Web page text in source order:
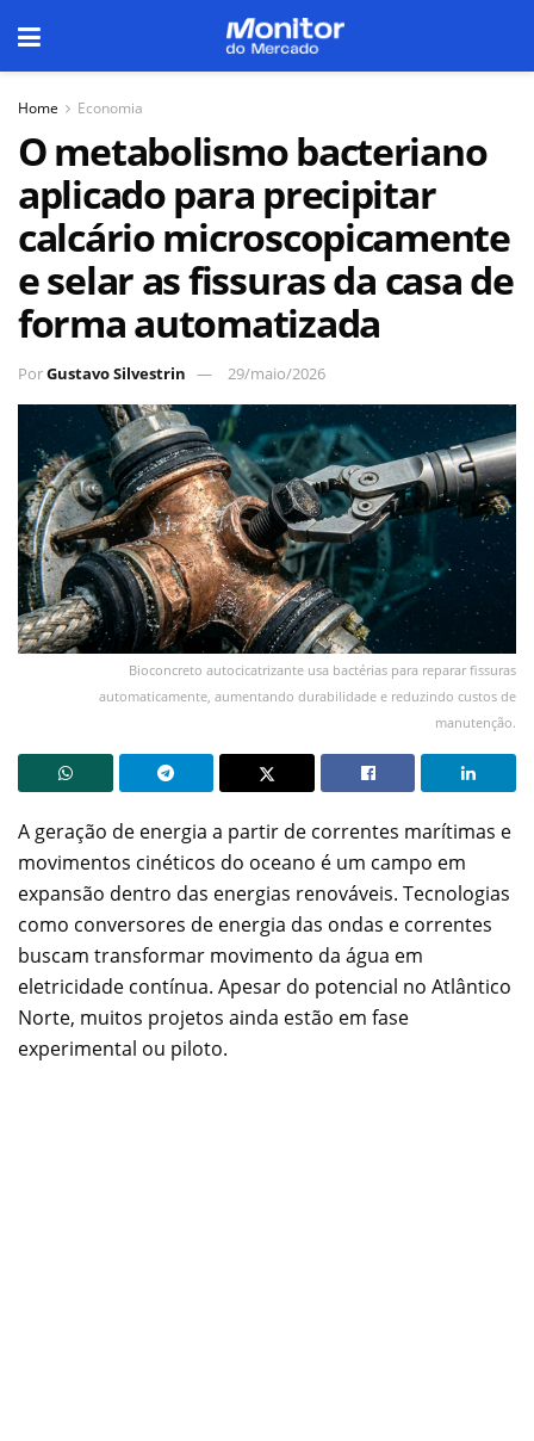
Home Economia
O metabolismo bacteriano
aplicado para precipitar
calcário microscopicamente
e selar as fissuras da casa de
forma automatizada
PorGustavo Silvestrin 29/maio/2026
Bioconcreto autocicatrizante usa bactérias para reparar fissuras
automaticamente, aumentando durabilidade e reduzindo custos de
manutenção.
A geração de energia a partir de correntes marítimas e
movimentos cinéticos do oceano é um campo em
expansão dentro das energias renováveis. Tecnologias
como conversores de energia das ondas e correntes
buscam transformar movimento da água em
eletricidade contínua. Apesar do potencial no Atlântico
Norte, muitos projetos ainda estão em fase
experimental ou piloto.